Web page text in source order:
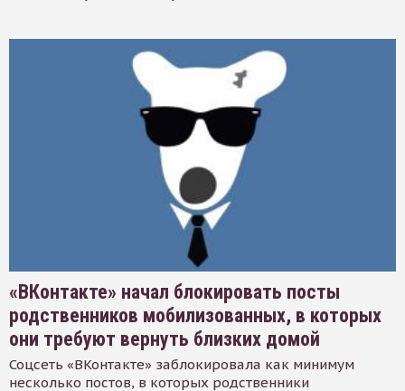
«ВКонтакте» начал блокировать посты
родственников мобилизованных, в которых
они требуют вернуть близких домой
Соцсеть «ВКонтакте» заблокировала как минимум
несколько постов, в которых родственники